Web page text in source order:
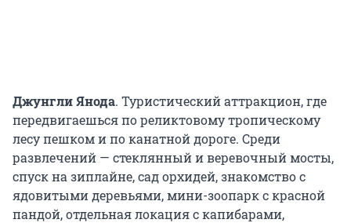
Джунгли Янода. Туристический аттракцион, где
передвигаешься по реликтовому тропическому
лесу пешком и по канатной дороге. Среди
развлечений — стеклянный и веревочный мосты,
спуск на зиплайне, сад орхидей, знакомство с
ядовитыми деревьями, мини-зоопарк с красной
пандой, отдельная локация с капибарами,